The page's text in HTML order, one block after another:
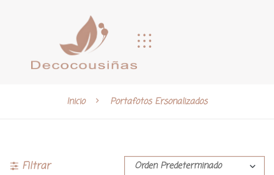
Inicio Portafotos Ersonalizados
Filtrar